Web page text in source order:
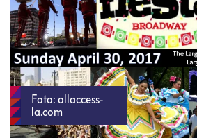
Foto: allaccess-
la.com